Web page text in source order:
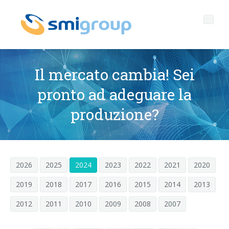
Profilo
Chi siamo
Mission
Storia
Governance
Codice Etico
Qualità, Ambiente e Sicurezza
Bottiglie senza etichetta
rPET
Prodotti
LINEE DI IMBOTTIGLIAMENTO
After sales
Il mercato cambia! Sei
pronto ad adeguare la
produzione?
2026 2025 2024 2023 2022 2021
2020
2019
2018 2017 2016 2015 2014
2013
2012
2011 2010 2009 2008 2007